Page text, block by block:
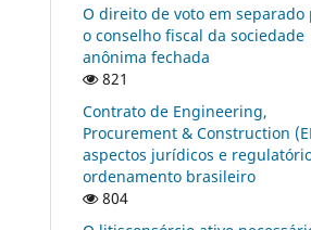
O direito de voto em separado
o conselho fiscal da sociedade
anônima fechada
821
Contrato de Engineering,
Procurement & Construction
aspectos jurídicos e
ordenamento brasileiro
804